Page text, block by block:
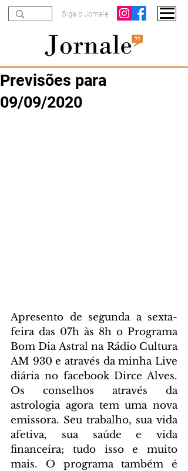
Siga o Jornale
Previsões para
09/09/2020
Apresento de segunda a sexta-
feira das 07h às 8h o Programa
Bom Dia Astral na Rádio Cultura
AM 930 e através da minha Live
diária no facebook Dirce Alves.
Os conselhos através da
astrologia agora tem uma nova
emissora. Seu trabalho, sua vida
afetiva, sua saúde e vida
financeira; tudo isso e muito
mais. O programa também é